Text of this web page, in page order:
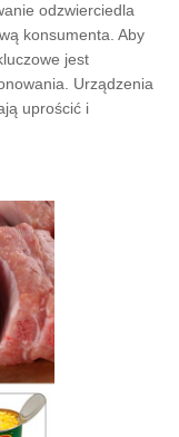
odzwierciedla
konsumenta. Aby
jest
Urządzenia
uprościć i